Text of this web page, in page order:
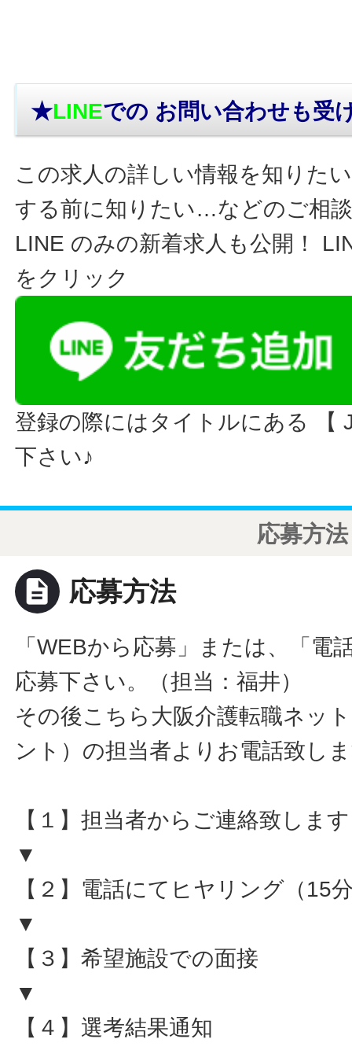
★LINEでの お問い合わせも受
この求人の詳しい情報を知りた
する前に知りたい…などのご相
LINE のみの新着求人も公開！
をクリック
登録の際にはタイトルにある 【
下さい♪
応募方法
description 応募方法
「WEBから応募」または、「電
応募下さい。（担当：福井）
その後こちら大阪介護転職ネッ
ント）の担当者よりお電話致し
【１】担当者からご連絡致します
▼
【２】電話にてヒヤリング（15
▼
【３】希望施設での面接
▼
【４】選考結果通知